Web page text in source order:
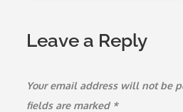
Leave a Reply
Your email address will not be
fields are marked *